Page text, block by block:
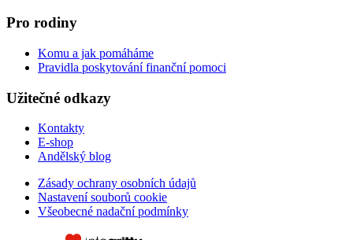
Pro rodiny
Komu a jak pomáháme
Pravidla poskytování finanční pomoci
Užitečné odkazy
Kontakty
E-shop
Andělský blog
Zásady ochrany osobních údajů
Nastavení souborů cookie
Všeobecné nadační podmínky